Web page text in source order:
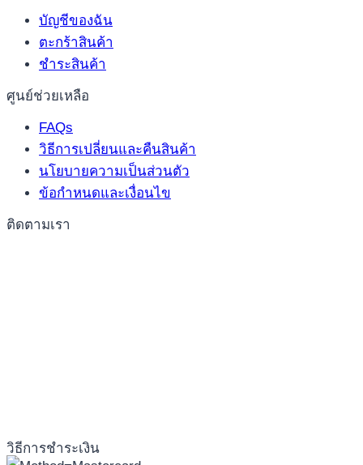
บัญชีของฉัน
ตะกร้าสินค้า
ชำระสินค้า
ศูนย์ช่วยเหลือ
FAQs
วิธีการเปลี่ยนและคืนสินค้า
นโยบายความเป็นส่วนตัว
ข้อกำหนดและเงื่อนไข
ติดตามเรา
วิธีการชำระเงิน